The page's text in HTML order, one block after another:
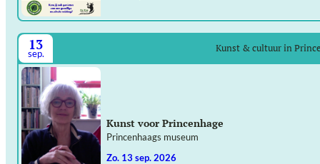
13
sep. Kunst & cultuur in
Kunst voor Princenhage
Princenhaags museum
zo. 13 sep. 2026